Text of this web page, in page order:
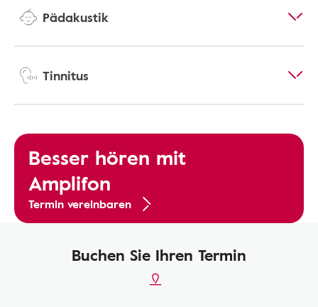
Pädakustik
Tinnitus
Besser hören mit
Amplifon
Termin vereinbaren
Buchen Sie Ihren Termin